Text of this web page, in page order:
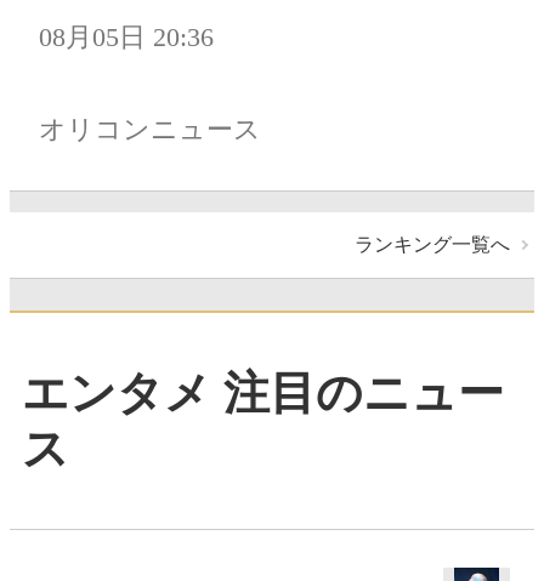
08月05日 20:36
オリコンニュース
ランキング一覧へ
エンタメ 注目のニュー
ス